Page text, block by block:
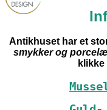
Antikhuset har et
smykker og